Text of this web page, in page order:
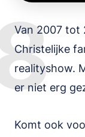
Van 2007 tot
Christelijke
realityshow.
er niet erg
Komt ook